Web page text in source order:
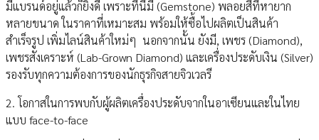
มีแบรนด์อยู่แล้วก็ยิ่งดี เพราะที่นี่มี (Gemstone) พลอยสีที่หายาก
หลายขนาด ในราคาที่เหมาะสม พร้อมให้ซื้อไปผลิตเป็นสินค้า
สำเร็จรูป เพิ่มไลน์สินค้าใหม่ๆ นอกจากนั้น ยังมี, เพชร (Diamond),
เพชรสังเคราะห์ (Lab-Grown Diamond) และเครื่องประดับเงิน (Silver)
รองรับทุกความต้องการของนักธุรกิจสายจิวเวลรี
2. โอกาสในการพบกับผู้ผลิตเครื่องประดับจากในอาเซียนและในไทย
แบบ face-to-face